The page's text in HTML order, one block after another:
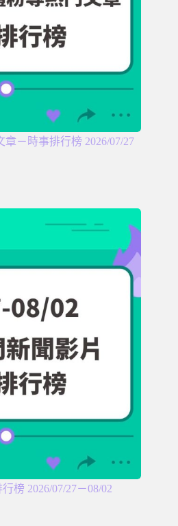
－時事排行榜 2026/07/27
榜 2026/07/27－08/02